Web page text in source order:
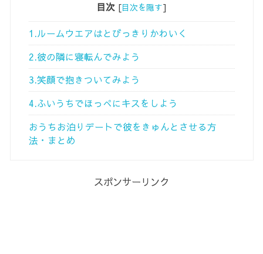
目次 [目次を隠す]
1.ルームウエアはとびっきりかわいく
2.彼の隣に寝転んでみよう
3.笑顔で抱きついてみよう
4.ふいうちでほっぺにキスをしよう
おうちお泊りデートで彼をきゅんとさせる方
法・まとめ
スポンサーリンク